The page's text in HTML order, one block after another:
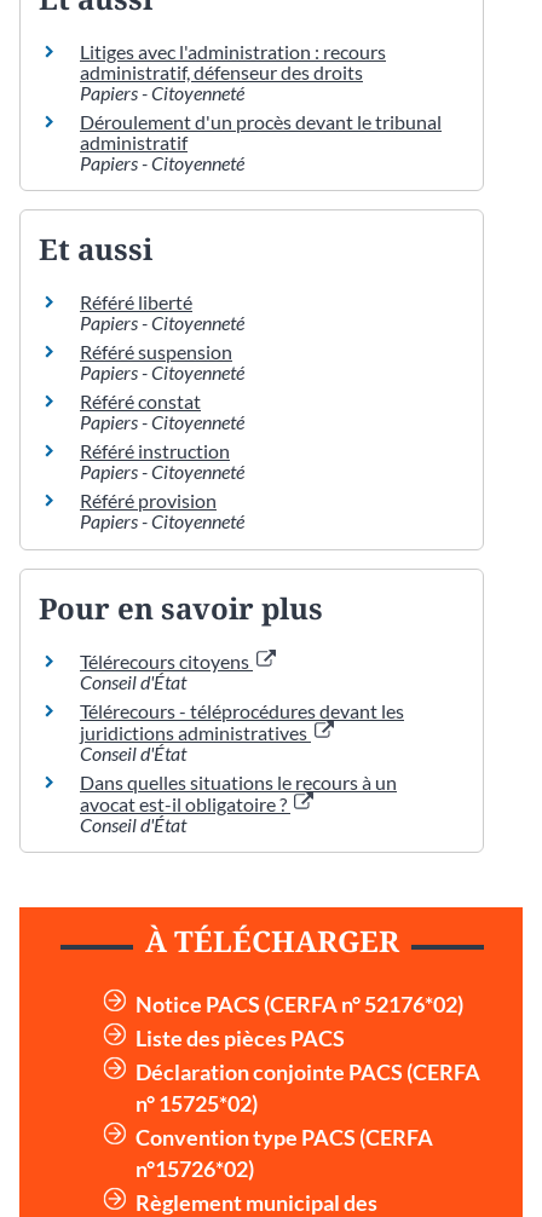
Litiges avec l'administration : recours
administratif, défenseur des droits
Papiers - Citoyenneté
Déroulement d'un procès devant le tribunal
administratif
Papiers - Citoyenneté
Et aussi
Référé liberté
Papiers - Citoyenneté
Référé suspension
Papiers - Citoyenneté
Référé constat
Papiers - Citoyenneté
Référé instruction
Papiers - Citoyenneté
Référé provision
Papiers - Citoyenneté
Pour en savoir plus
Télérecours citoyens
Conseil d'État
Télérecours - téléprocédures devant les
juridictions administratives
Conseil d'État
Dans quelles situations le recours à un
avocat est-il obligatoire ?
Conseil d'État
À TÉLÉCHARGER
Notice PACS (CERFA n° 52176*02)
Liste des pièces PACS
Déclaration conjointe PACS (CERFA
n° 15725*02)
Convention type PACS (CERFA
n°15726*02)
Règlement municipal des